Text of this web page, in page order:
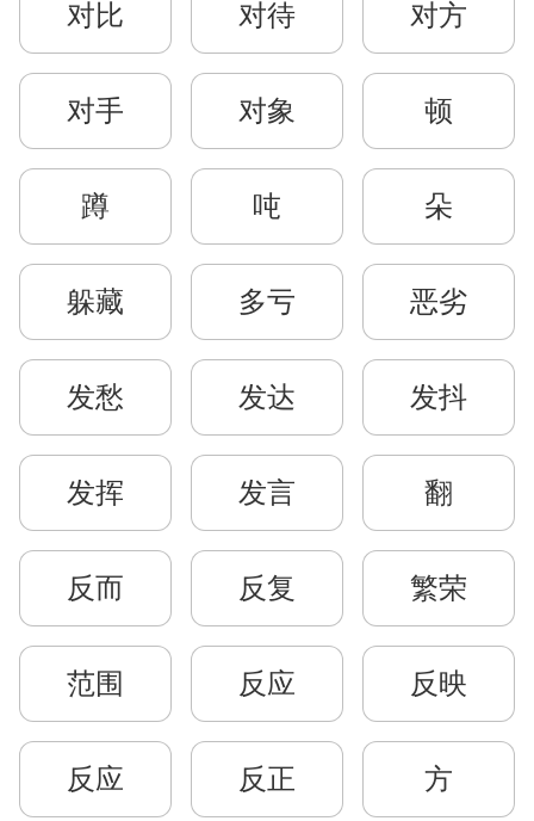
对比 对待 对方
对手 对象 顿
蹲 吨 朵
躲藏 多亏 恶劣
发愁 发达 发抖
发挥 发言 翻
反而 反复 繁荣
范围 反应 反映
反应 反正 方